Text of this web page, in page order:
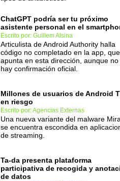
ChatGPT podría ser tu próximo
asistente personal en el
Escrito por: Guillem Alsina
Articulista de Android Authority halla
código no completado en la app, que
apunta en esta dirección, aunque no
hay confirmación oficial.
Millones de usuarios de Android
en riesgo
Escrito por: Agencias Externas
Una nueva variante del malware
se encuentra escondida en
de streaming.
Ta-da presenta plataforma
participativa de recogida y
de datos